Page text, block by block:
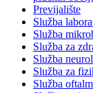
Previjalište
Služba
Služba
Služba za
Služba
Služba za
Služba